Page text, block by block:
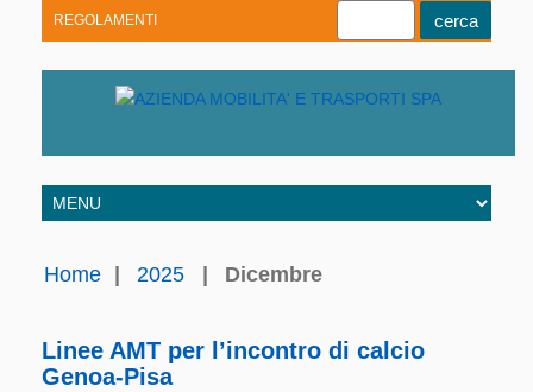
REGOLAMENTI
Home 2025 Dicembre
Linee AMT per l’incontro di calcio
Genoa-Pisa